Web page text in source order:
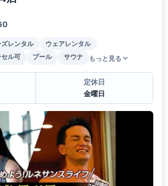
ズレンタル
ウェアレンタル
ル可 プール サウナ もっと見る
定休日
金曜日